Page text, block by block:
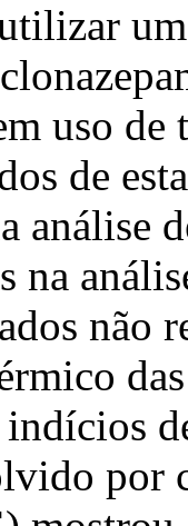
uso de
de
análise
na
não
indícios
por